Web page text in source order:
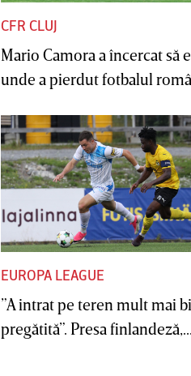
CFR CLUJ
Mario Camora a încercat să
unde a pierdut fotbalul
EUROPA LEAGUE
”A intrat pe teren mult mai
pregătită”. Presa